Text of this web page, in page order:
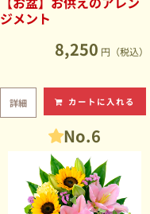
ジメント
8,250 円（税込）
詳細 カートに入れる
No.6